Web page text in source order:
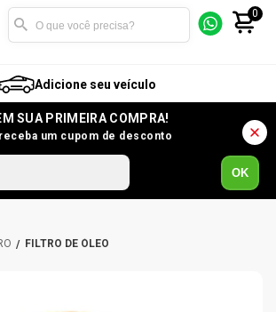
0
Adicione seu veículo
SUA PRIMEIRA COMPRA!
um cupom de desconto
OK
FILTRO DE ÓLEO